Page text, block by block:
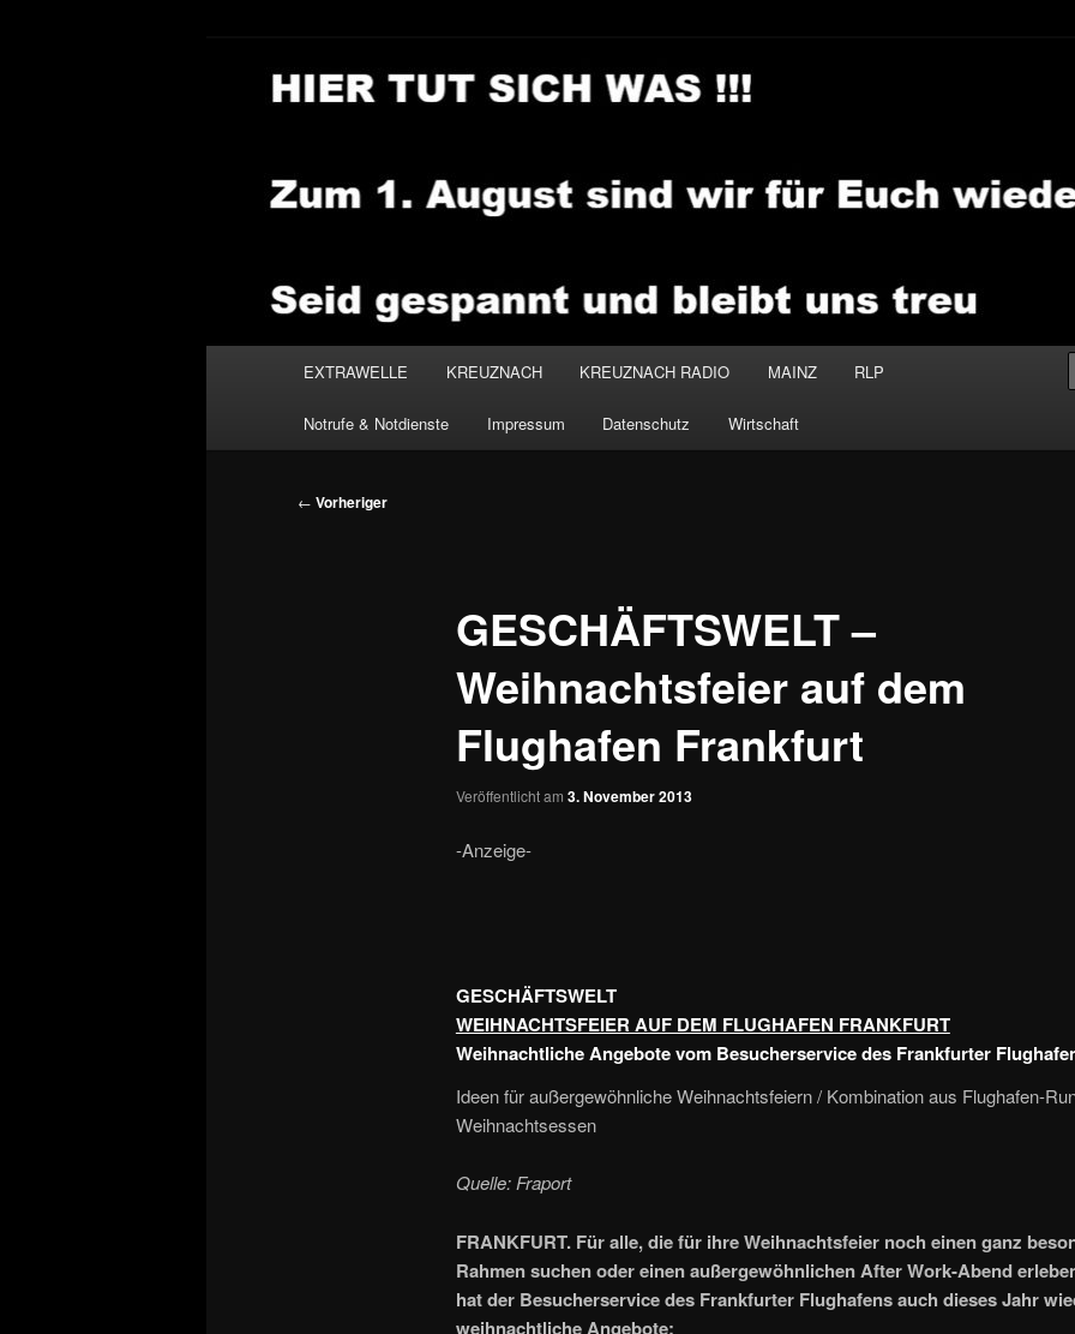
EXTRAWELLE KREUZNACH KREUZNACH RADIO MAINZ RLP
Notrufe & Notdienste Impressum Datenschutz Wirtschaft
Beitragsnavigation
← Vorheriger
GESCHÄFTSWELT –
Weihnachtsfeier auf dem
Flughafen Frankfurt
Veröffentlicht am 3. November 2013
-Anzeige-
GESCHÄFTSWELT
WEIHNACHTSFEIER AUF DEM FLUGHAFEN FRANKFURT
Weihnachtliche Angebote vom Besucherservice des Frankfurter
Ideen für außergewöhnliche Weihnachtsfeiern / Kombination aus Flughafen-
Weihnachtsessen
Quelle: Fraport
FRANKFURT. Für alle, die für ihre Weihnachtsfeier noch einen ganz
Rahmen suchen oder einen außergewöhnlichen After Work-Abend
hat der Besucherservice des Frankfurter Flughafens auch dieses Jahr
weihnachtliche Angebote: